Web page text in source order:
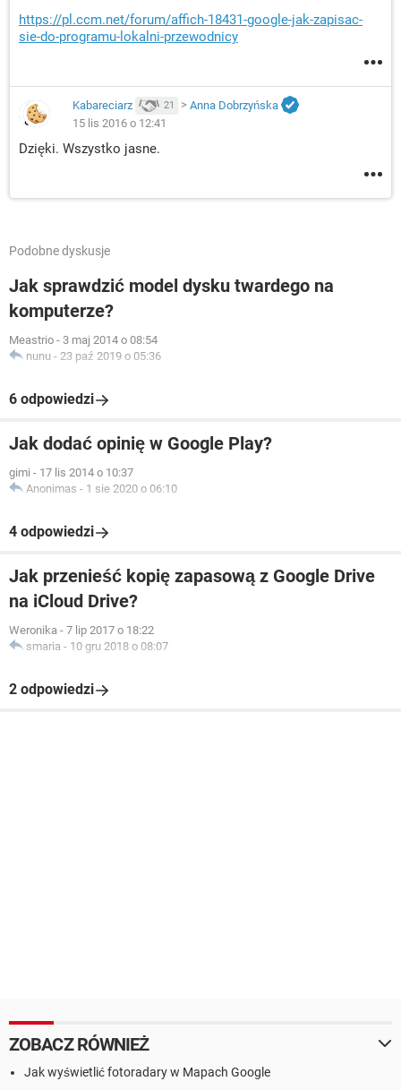
https://pl.ccm.net/forum/affich-18431-google-jak-zapisac-
sie-do-programu-lokalni-przewodnicy
Kabareciarz 21 > Anna Dobrzyńska
15 lis 2016 o 12:41
Dzięki. Wszystko jasne.
Podobne dyskusje
Jak sprawdzić model dysku twardego na
komputerze?
Meastrio - 3 maj 2014 o 08:54
nunu - 23 paź 2019 o 05:36
6 odpowiedzi
Jak dodać opinię w Google Play?
gimi - 17 lis 2014 o 10:37
Anonimas - 1 sie 2020 o 06:10
4 odpowiedzi
Jak przenieść kopię zapasową z Google Drive
na iCloud Drive?
Weronika - 7 lip 2017 o 18:22
smaria - 10 gru 2018 o 08:07
2 odpowiedzi
ZOBACZ RÓWNIEŻ
Jak wyświetlić fotoradary w Mapach Google